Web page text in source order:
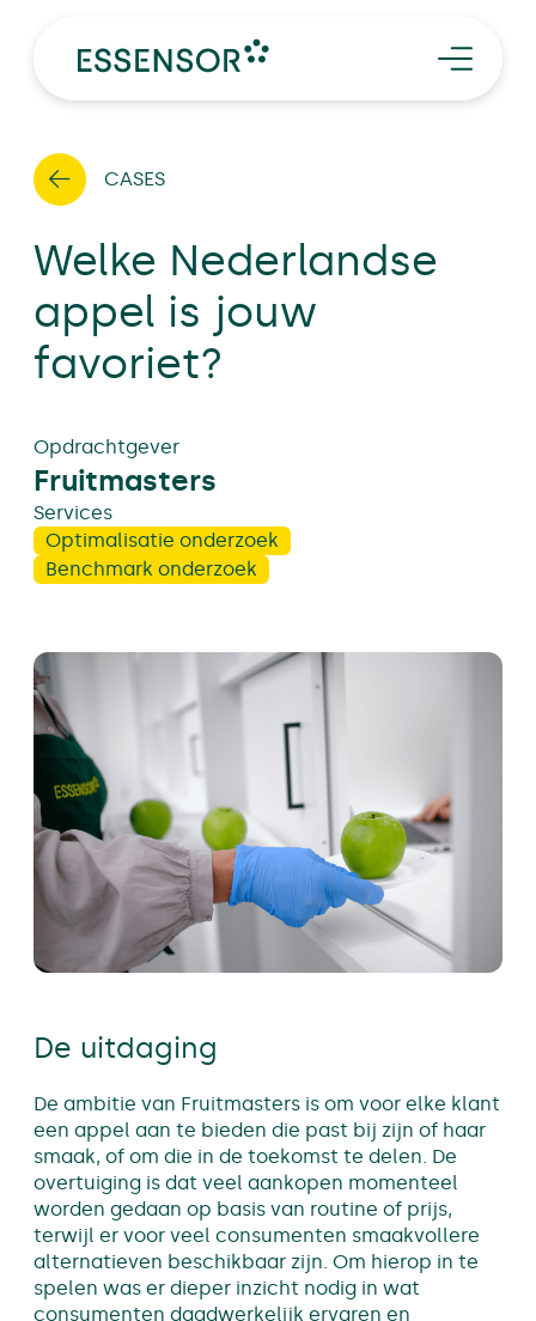
SERVICES
CASES
OVER ESSENSOR
Word proever
CASES
Welke Nederlandse
appel is jouw
favoriet?
Opdrachtgever
Fruitmasters
Services
Optimalisatie onderzoek
Benchmark onderzoek
De uitdaging
De ambitie van Fruitmasters is om voor elke klant
een appel aan te bieden die past bij zijn of haar
smaak, of om die in de toekomst te delen. De
overtuiging is dat veel aankopen momenteel
worden gedaan op basis van routine of prijs,
terwijl er voor veel consumenten smaakvollere
alternatieven beschikbaar zijn. Om hierop in te
spelen was er dieper inzicht nodig in wat
consumenten daadwerkelijk ervaren en